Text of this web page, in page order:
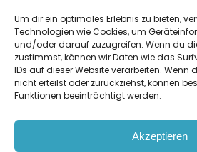
Um dir ein optimales Erlebnis zu bieten,
Technologien wie Cookies, um
und/oder darauf zuzugreifen. Wenn du
zustimmst, können wir Daten wie das
IDs auf dieser Website verarbeiten. Wenn
nicht erteilst oder zurückziehst, können
Funktionen beeinträchtigt werden.
Akzeptieren
ist ein Service
Krenn Real
Tischlerstraße
4050Traun|
Kontakt